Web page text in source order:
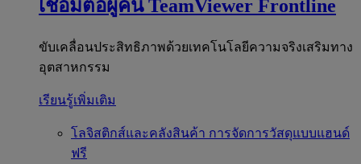
เชื่อมต่อผู้คน TeamViewer Frontline
ขับเคลื่อนประสิทธิภาพด้วยเทคโนโลยีความจริงเสริมทาง
อุตสาหกรรม
เรียนรู้เพิ่มเติม
โลจิสติกส์และคลังสินค้า การจัดการวัสดุแบบแฮนด์
ฟรี